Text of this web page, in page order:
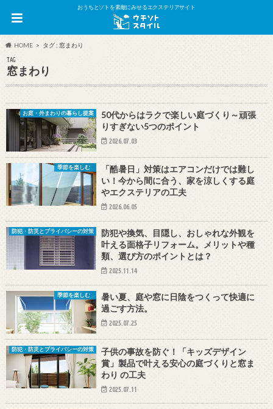
おうちとソトを素敵にみせるエクステリアサイト
HOME タグ : 窓まわり
TAG
窓まわり
お庭・外まわりの暮らし提案
50代からはラクで楽しい庭づくり～頑張
りすぎない5つのポイント
2026.07.03
季節を楽しむ
「酷暑日」対策はエアコンだけでは難し
い！今から間に合う、家を涼しくする庭
やエクステリアの工夫
2026.06.05
防犯・防災とプライバシーの対策
防犯や換気、目隠し、おしゃれな外観を
叶える面格子リフォーム。メリットや種
類、選び方のポイントとは？
2025.11.14
季節を楽しむ
暑い夏、庭や窓に日陰をつくって快適に
過ごす方法。
2025.07.25
防犯・防災とプライバシーの対策
子供の事故を防ぐ！「キッズデザイン
賞」製品で叶える安心の庭づくりと窓ま
わり の工夫
2025.07.11